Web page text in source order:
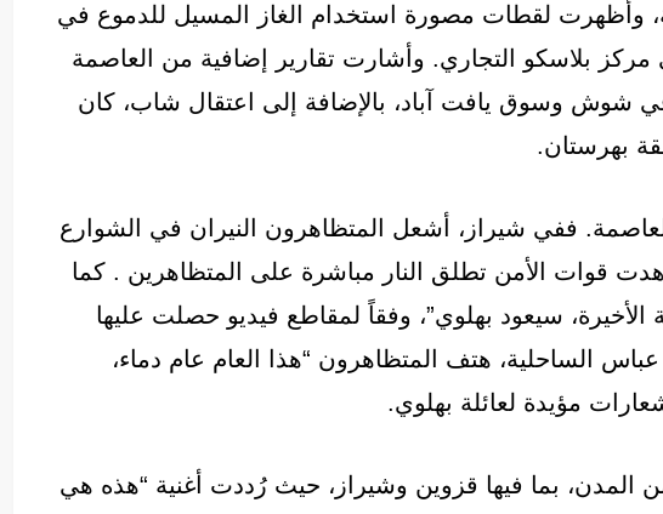
وأظهرت لقطات مصورة استخدام الغاز المسيل للدموع في
بلاسكو التجاري. وأشارت تقارير إضافية من العاصمة
شوش وسوق يافت آباد، بالإضافة إلى اعتقال شاب، كان
بهرستان.
ففي شيراز، أشعل المتظاهرون النيران في الشوارع
قوات الأمن تطلق النار مباشرة على المتظاهرين . كما
سيعود بهلوي”، وفقاً لمقاطع فيديو حصلت عليها
عباس الساحلية، هتف المتظاهرون “هذا العام عام دماء،
مؤيدة لعائلة بهلوي.
المدن، بما فيها قزوين وشيراز، حيث رُددت أغنية “هذه هي